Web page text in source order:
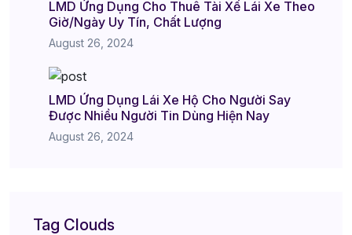
LMD Ứng Dụng Cho Thuê Tài Xế Lái Xe Theo
Giờ/Ngày Uy Tín, Chất Lượng
August 26, 2024
LMD Ứng Dụng Lái Xe Hộ Cho Người Say
Được Nhiều Người Tin Dùng Hiện Nay
August 26, 2024
Tag Clouds